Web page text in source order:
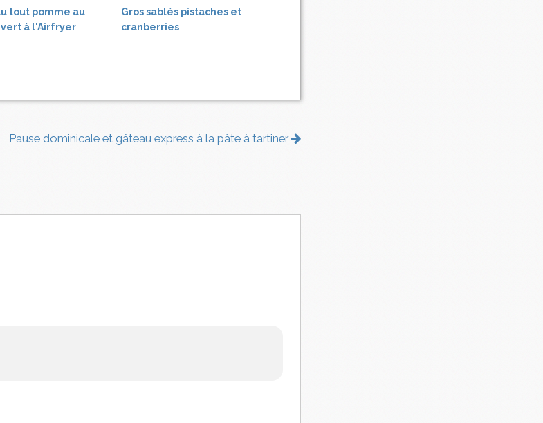
tout pomme au
à l'Airfryer
Gros sablés pistaches et
cranberries
Pause dominicale et gâteau express à la pâte à tartiner